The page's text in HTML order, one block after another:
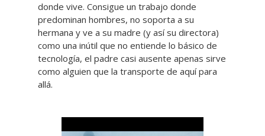
donde vive. Consigue un trabajo donde
predominan hombres, no soporta a su
hermana y ve a su madre (y así su directora)
como una inútil que no entiende lo básico de
tecnología, el padre casi ausente apenas sirve
como alguien que la transporte de aquí para
allá.